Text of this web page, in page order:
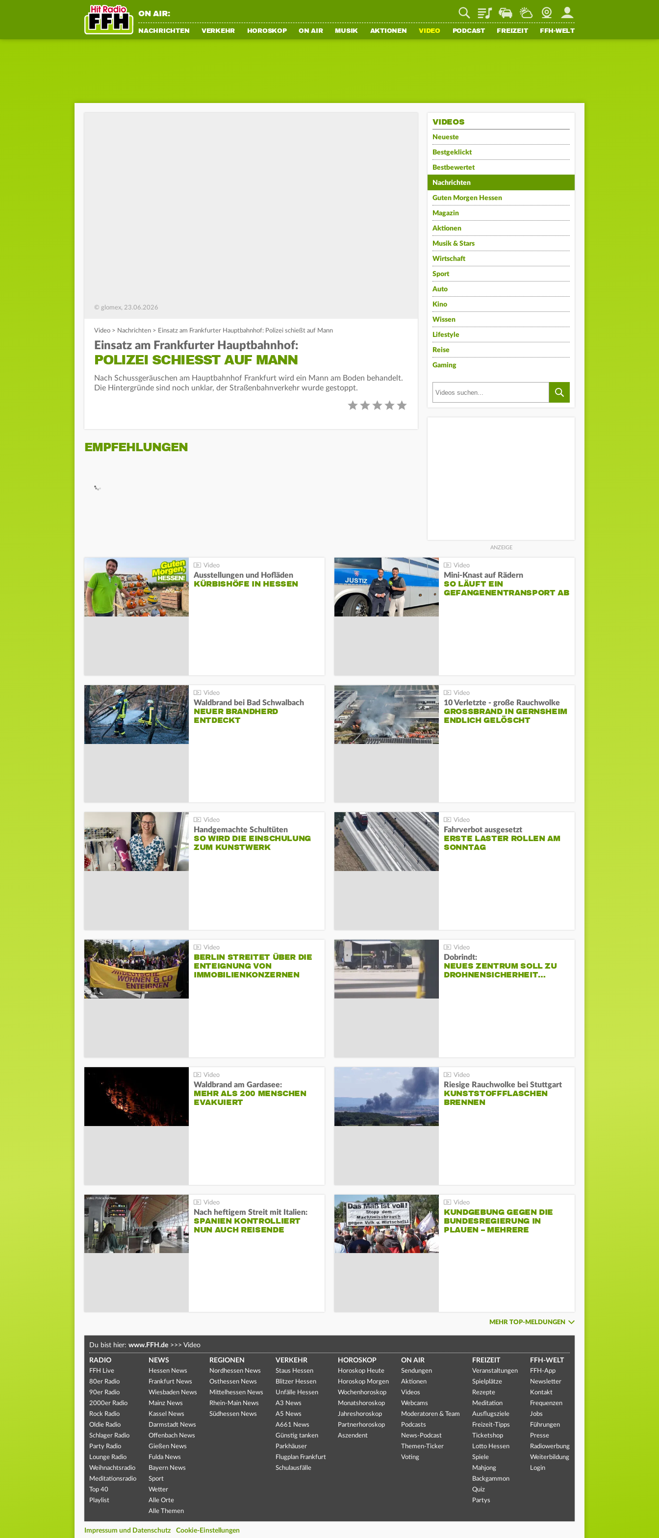
ON AIR: PlaylistStaupilotWetterWebcamMein FFH
NACHRICHTEN VERKEHR HOROSKOP ON AIR MUSIK AKTIONEN VIDEO PODCAST FREIZEIT FFH-WELT
© glomex, 23.06.2026
Video > Nachrichten > Einsatz am Frankfurter Hauptbahnhof: Polizei schießt auf Mann
Einsatz am Frankfurter Hauptbahnhof:
POLIZEI SCHIESST AUF MANN
Nach Schussgeräuschen am Hauptbahnhof Frankfurt wird ein Mann am Boden behandelt.
Die Hintergründe sind noch unklar, der Straßenbahnverkehr wurde gestoppt.
EMPFEHLUNGEN
VIDEOS
Neueste
Bestgeklickt
Bestbewertet
Nachrichten
Guten Morgen Hessen
Magazin
Aktionen
Musik & Stars
Wirtschaft
Sport
Auto
Kino
Wissen
Lifestyle
Reise
Gaming
Ausstellungen und Hofläden
KÜRBISHÖFE IN HESSEN
Mini-Knast auf Rädern
SO LÄUFT EIN
GEFANGENENTRANSPORT AB
Waldbrand bei Bad Schwalbach
NEUER BRANDHERD
ENTDECKT
10 Verletzte - große Rauchwolke
GROSSBRAND IN GERNSHEIM E
NDLICH GELÖSCHT
Handgemachte Schultüten
SO WIRD DIE EINSCHULUNG
ZUM KUNSTWERK
Fahrverbot ausgesetzt
ERSTE LASTER ROLLEN AM
SONNTAG
BERLIN STREITET ÜBER DIE
ENTEIGNUNG VON
IMMOBILIENKONZERNEN
Dobrindt:
NEUES ZENTRUM SOLL ZU
DROHNENSICHERHEIT…
Waldbrand am Gardasee:
MEHR ALS 200 MENSCHEN
EVAKUIERT
Riesige Rauchwolke bei Stuttgart
KUNSTSTOFFFLASCHEN
BRENNEN
Nach heftigem Streit mit Italien:
SPANIEN KONTROLLIERT
NUN AUCH REISENDE
KUNDGEBUNG GEGEN DIE
BUNDESREGIERUNG IN
PLAUEN – MEHRERE
MEHR TOP-MELDUNGEN
Du bist hier: www.FFH.de >>> Video
RADIO
FFH Live
80er Radio
90er Radio
2000er Radio
Rock Radio
Oldie Radio
Schlager Radio
Party Radio
Lounge Radio
Weihnachtsradio
Meditationsradio
Top 40
Playlist
NEWS
Hessen News
Frankfurt News
Wiesbaden News
Mainz News
Kassel News
Darmstadt News
Offenbach News
Gießen News
Fulda News
Bayern News
Sport
Wetter
Alle Orte
Alle Themen
REGIONEN
Nordhessen News
Osthessen News
Mittelhessen News
Rhein-Main News
Südhessen News
VERKEHR
Staus Hessen
Blitzer Hessen
Unfälle Hessen
A3 News
A5 News
A661 News
Günstig tanken
Parkhäuser
Flugplan Frankfurt
Schulausfälle
HOROSKOP
Horoskop Heute
Horoskop Morgen
Wochenhoroskop
Monatshoroskop
Jahreshoroskop
Partnerhoroskop
Aszendent
ON AIR
Sendungen
Aktionen
Videos
Webcams
Moderatoren & Team
Podcasts
News-Podcast
Themen-Ticker
Voting
FREIZEIT
Veranstaltungen
Spielplätze
Rezepte
Meditation
Ausflugsziele
Freizeit-Tipps
Ticketshop
Lotto Hessen
Spiele
Mahjong
Backgammon
Quiz
Partys
FFH-WELT
FFH-App
Newsletter
Kontakt
Frequenzen
Jobs
Führungen
Presse
Radiowerbung
Weiterbildung
Login
Impressum und Datenschutz Cookie-Einstellungen